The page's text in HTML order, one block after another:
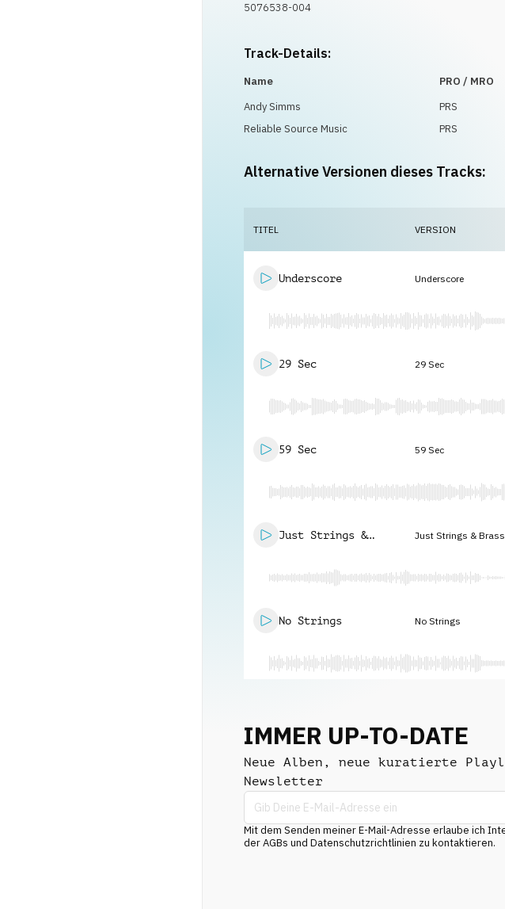
5076538-004
Track-Details:
Name PRO / MRO
Andy Simms
PRS
Reliable Source Music
PRS
Alternative Versionen dieses Tracks:
TITEL VERSION
Underscore Underscore
29 Sec 29 Sec
59 Sec 59 Sec
Just Strings &
Just Strings & Brass
No Strings No Strings
IMMER UP-TO-DATE
Neue Alben, neue kuratierte
Newsletter
Mit dem Senden meiner E-Mail-Adresse erlaube ich
der AGBs und Datenschutzrichtlinien zu kontaktieren.